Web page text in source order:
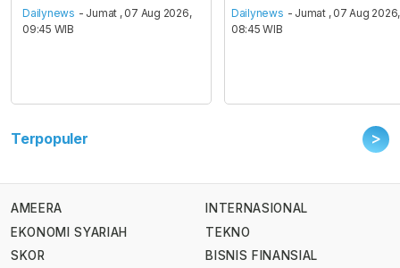
Dailynews - Jumat , 07 Aug 2026,
09:45 WIB
Dailynews - Jumat , 07 Aug 2026,
08:45 WIB
Terpopuler >
AMEERA
EKONOMI SYARIAH
SKOR
INTERNASIONAL
TEKNO
BISNIS FINANSIAL